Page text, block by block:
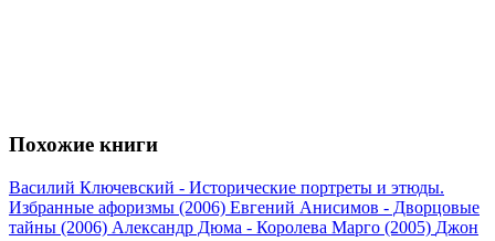
Похожие книги
Василий Ключевский - Исторические портреты и этюды.
Избранные афоризмы (2006) Евгений Анисимов - Дворцовые
тайны (2006) Александр Дюма - Королева Марго (2005) Джон